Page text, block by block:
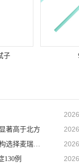
子
著高于北方
新冠咽拭子如何选择？为何医疗机构选择麦瑞科林93050D型咽拭
130例